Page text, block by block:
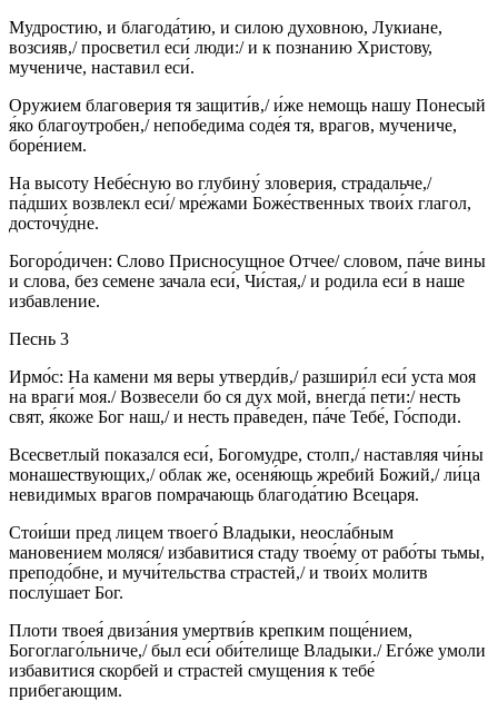
Мудростию, и благода́тию, и силою духовною, Лукиане,
возсияв,/ просветил еси́ люди:/ и к познанию Христову,
мучениче, наставил еси́.
Оружием благоверия тя защити́в,/ и́же немощь нашу Понесый
я́ко благоутробен,/ непобедима соде́я тя, врагов, мучениче,
боре́нием.
На высоту Небе́сную во глубину́ зловерия, страдальче,/
па́дших возвлекл еси́/ мре́жами Боже́ственных твои́х глагол,
досточу́дне.
Богоро́дичен: Слово Присносущное Отчее/ словом, па́че вины
и слова, без семене зачала еси́, Чи́стая,/ и родила еси́ в наше
избавление.
Песнь 3
Ирмо́с: На камени мя веры утверди́в,/ разшири́л еси́ уста моя
на враги́ моя./ Возвесели бо ся дух мой, внегда́ пети:/ несть
свят, я́коже Бог наш,/ и несть пра́веден, па́че Тебе́, Го́споди.
Всесветлый показался еси́, Богомудре, столп,/ наставляя чи́ны
монашествующих,/ облак же, осеня́ющь жребий Божий,/ ли́ца
невидимых врагов помрачающь благода́тию Всецаря.
Стои́ши пред лицем твоего́ Владыки, неосла́бным
мановением моляся/ избавитися стаду твое́му от рабо́ты тьмы,
преподо́бне, и мучи́тельства страстей,/ и твои́х молитв
послу́шает Бог.
Плоти твоея́ двиза́ния умертви́в крепким поще́нием,
Богоглаго́льниче,/ был еси́ оби́телище Владыки./ Егóже умоли
избавитися скорбей и страстей смущения к тебе́
прибегающим.